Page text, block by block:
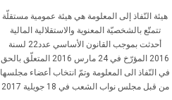
هيئة النّفاذ إلى المعلومة هي هيئة عمومية مستقلّة
تتمتّع بالشخصيّة المعنوية والاستقلالية المالية
أحدثت بموجب القانون الأساسي عدد22 لسنة
2016 المؤرّخ في 24 مارس 2016 المتعلّق بالحق
في النّفاذ الى المعلومة وتمّ انتخاب أعضاء مجلسها
من قبل مجلس نواب الشعب في 18 جويلية 2017